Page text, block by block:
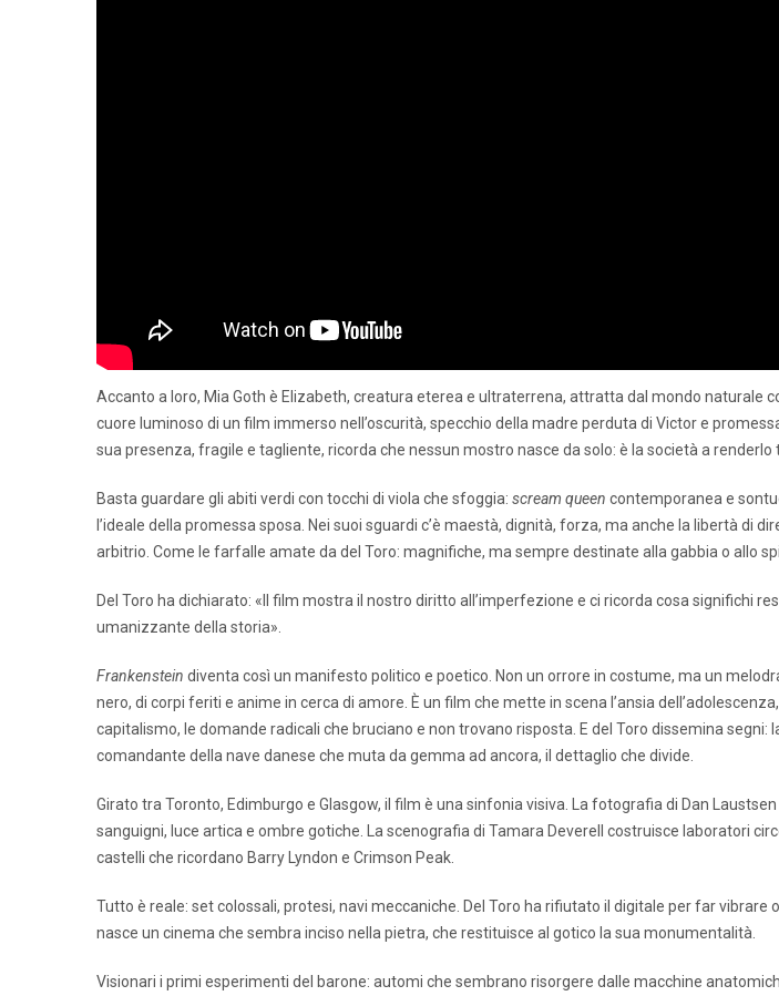
Accanto a loro, Mia Goth è Elizabeth, creatura eterea e ultraterrena, attratta dal mondo naturale
cuore luminoso di un film immerso nell’oscurità, specchio della madre perduta di Victor e
sua presenza, fragile e tagliente, ricorda che nessun mostro nasce da solo: è la società a renderlo
Basta guardare gli abiti verdi con tocchi di viola che sfoggia: scream queen contemporanea e
l’ideale della promessa sposa. Nei suoi sguardi c’è maestà, dignità, forza, ma anche la libertà di
arbitrio. Come le farfalle amate da del Toro: magnifiche, ma sempre destinate alla gabbia o allo
Del Toro ha dichiarato: «Il film mostra il nostro diritto all’imperfezione e ci ricorda cosa significhi
umanizzante della storia».
Frankenstein diventa così un manifesto politico e poetico. Non un orrore in costume, ma un
nero, di corpi feriti e anime in cerca di amore. È un film che mette in scena l’ansia
capitalismo, le domande radicali che bruciano e non trovano risposta. E del Toro dissemina segni:
comandante della nave danese che muta da gemma ad ancora, il dettaglio che divide.
Girato tra Toronto, Edimburgo e Glasgow, il film è una sinfonia visiva. La fotografia di Dan
sanguigni, luce artica e ombre gotiche. La scenografia di Tamara Deverell costruisce laboratori
castelli che ricordano Barry Lyndon e Crimson Peak.
Tutto è reale: set colossali, protesi, navi meccaniche. Del Toro ha rifiutato il digitale per far vibrare
nasce un cinema che sembra inciso nella pietra, che restituisce al gotico la sua monumentalità.
Visionari i primi esperimenti del barone: automi che sembrano risorgere dalle macchine